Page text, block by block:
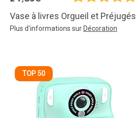
Vase à livres Orgueil et Préjugés
Plus d'informations sur Décoration
TOP 50